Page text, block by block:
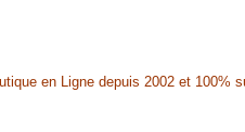
en Ligne depuis 2002 et 100%